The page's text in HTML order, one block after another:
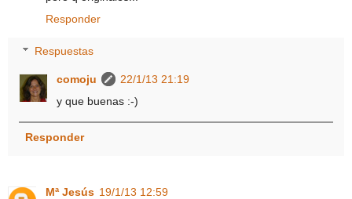
Responder
Respuestas
comoju
22/1/13 21:19
y que buenas :-)
Responder
Mª Jesús 19/1/13 12:59